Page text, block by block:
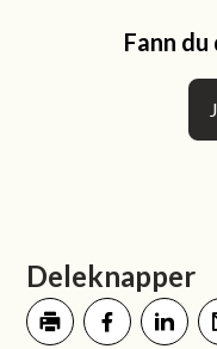
Fann
Deleknapper